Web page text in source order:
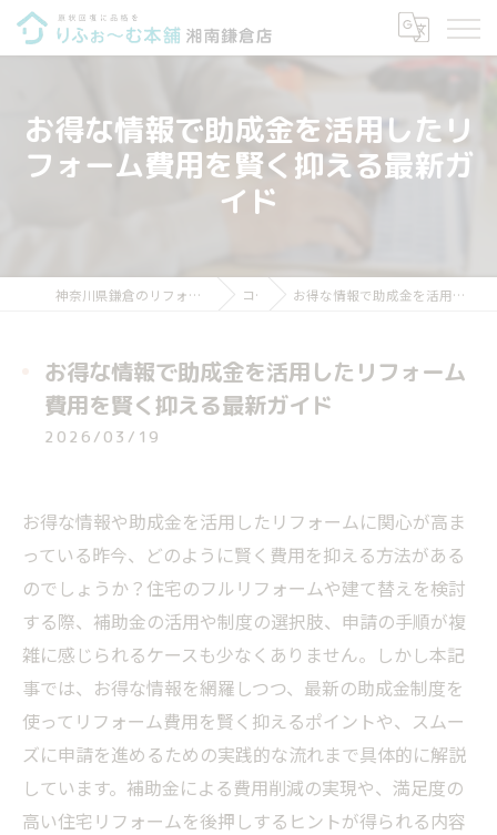
お得な情報で助成金を活用したリ
フォーム費用を賢く抑える最新ガ
イド
神奈川県鎌倉のリフォームならりふぉ～む本舗 湘南鎌倉店 コラム お得な情報で助成金を活用したリフォーム費用を賢く抑える最新ガイド
お得な情報で助成金を活用したリフォーム
費用を賢く抑える最新ガイド
2026/03/19
お得な情報や助成金を活用したリフォームに関心が高ま
っている昨今、どのように賢く費用を抑える方法がある
のでしょうか？住宅のフルリフォームや建て替えを検討
する際、補助金の活用や制度の選択肢、申請の手順が複
雑に感じられるケースも少なくありません。しかし本記
事では、お得な情報を網羅しつつ、最新の助成金制度を
使ってリフォーム費用を賢く抑えるポイントや、スムー
ズに申請を進めるための実践的な流れまで具体的に解説
しています。補助金による費用削減の実現や、満足度の
高い住宅リフォームを後押しするヒントが得られる内容